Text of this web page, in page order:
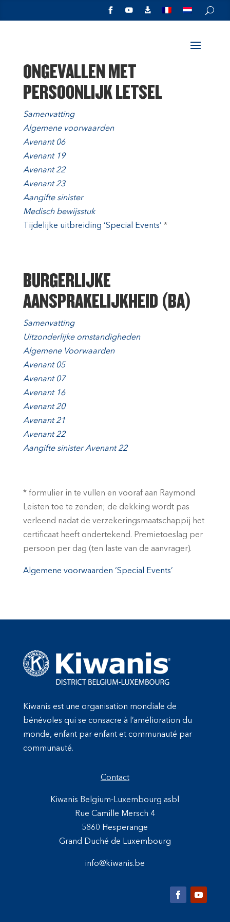
  
ONGEVALLEN MET
PERSOONLIJK LETSEL
Samenvatting
Algemene voorwaarden
Avenant 06
Avenant 19
Avenant 22
Avenant 23
Aangifte sinister
Medisch bewijsstuk
Tijdelijke uitbreiding ‘Special Events’ *
BURGERLIJKE
AANSPRAKELIJKHEID (BA)
Samenvatting
Uitzonderlijke omstandigheden
Algemene Voorwaarden
Avenant 05
Avenant 07
Avenant 16
Avenant 20
Avenant 21
Avenant 22
Aangifte sinister Avenant 22
* formulier in te vullen en vooraf aan Raymond
Leisten toe te zenden; de dekking wordt pas
verleend nadat de verzekeringsmaatschappij het
certificaat heeft ondertekend. Premietoeslag per
persoon per dag (ten laste van de aanvrager).
Algemene voorwaarden ‘Special Events’
Kiwanis est une organisation mondiale de
bénévoles qui se consacre à l’amélioration du
monde, enfant par enfant et communauté par
communauté.
Contact
Kiwanis Belgium-Luxembourg asbl
Rue Camille Mersch 4
5860 Hesperange
Grand Duché de Luxembourg
info@kiwanis.be